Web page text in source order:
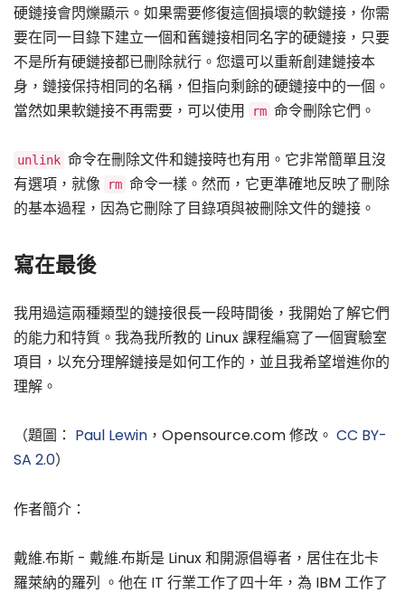
硬鏈接會閃爍顯示。如果需要修復這個損壞的軟鏈接，你需
要在同一目錄下建立一個和舊鏈接相同名字的硬鏈接，只要
不是所有硬鏈接都已刪除就行。您還可以重新創建鏈接本
身，鏈接保持相同的名稱，但指向剩餘的硬鏈接中的一個。
當然如果軟鏈接不再需要，可以使用
rm 命令刪除它們。
unlink 命令在刪除文件和鏈接時也有用。它非常簡單且沒
有選項，就像
rm 命令一樣。然而，它更準確地反映了刪除
的基本過程，因為它刪除了目錄項與被刪除文件的鏈接。
寫在最後
我用過這兩種類型的鏈接很長一段時間後，我開始了解它們
的能力和特質。我為我所教的 Linux 課程編寫了一個實驗室
項目，以充分理解鏈接是如何工作的，並且我希望增進你的
理解。
（題圖： Paul Lewin ，Opensource.com 修改。 CC BY-
SA 2.0）
作者簡介：
戴維.布斯 - 戴維.布斯是 Linux 和開源倡導者，居住在北卡
羅萊納的羅列 。他在 IT 行業工作了四十年，為 IBM 工作了